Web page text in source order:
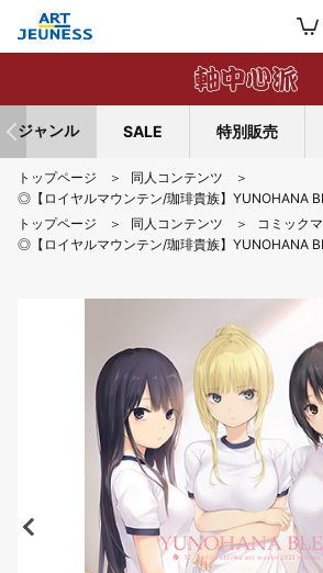
ジャンル SALE 特別販売
トップページ
同人コンテンツ
◎【ロイヤルマウンテン/珈琲貴族】YUNOHANA
トップページ
同人コンテンツ
コミック
◎【ロイヤルマウンテン/珈琲貴族】YUNOHANA